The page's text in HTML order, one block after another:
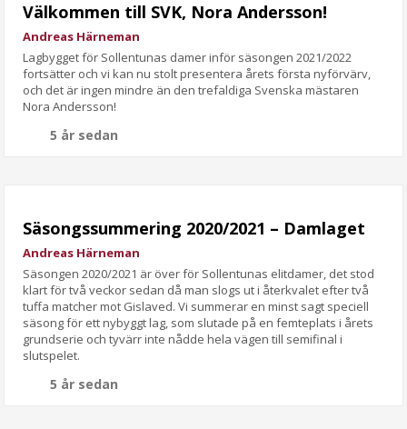
Välkommen till SVK, Nora Andersson!
Andreas Härneman
Lagbygget för Sollentunas damer inför säsongen 2021/2022
fortsätter och vi kan nu stolt presentera årets första nyförvärv,
och det är ingen mindre än den trefaldiga Svenska mästaren
Nora Andersson!
5 år sedan
Säsongssummering 2020/2021 – Damlaget
Andreas Härneman
Säsongen 2020/2021 är över för Sollentunas elitdamer, det stod
klart för två veckor sedan då man slogs ut i återkvalet efter två
tuffa matcher mot Gislaved. Vi summerar en minst sagt speciell
säsong för ett nybyggt lag, som slutade på en femteplats i årets
grundserie och tyvärr inte nådde hela vägen till semifinal i
slutspelet.
5 år sedan